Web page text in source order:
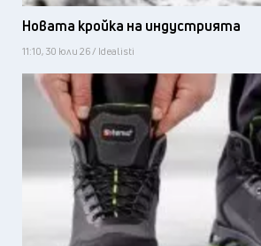
Новата кройка на индустрията
11:10, 30 юли 26 / Idealisti